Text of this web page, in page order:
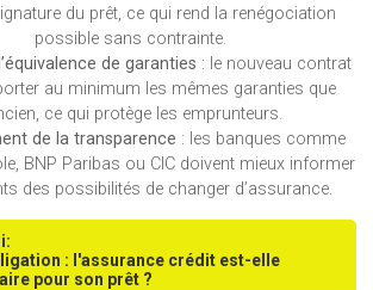
du prêt, ce qui rend la renégociation
possible sans contrainte.
de garanties : le nouveau contrat
au minimum les mêmes garanties que
ce qui protège les emprunteurs.
de la transparence : les banques comme
BNP Paribas ou CIC doivent mieux informer
des possibilités de changer d’assurance.
: l'assurance crédit est-elle
pour son prêt ?